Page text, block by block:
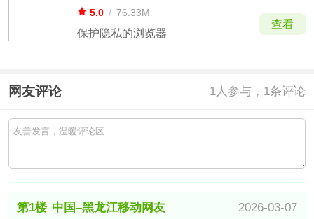
5.0 / 76.33M
保护隐私的浏览器
查看
网友评论 1 人参与，1条评论
第1楼 中国–黑龙江移动网友 2026-03-07